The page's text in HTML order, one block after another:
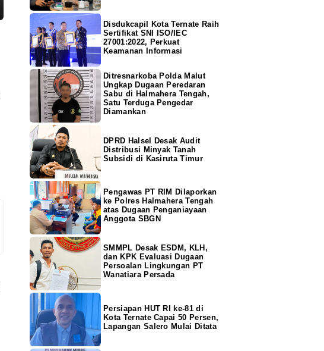
Disdukcapil Kota Ternate Raih
Sertifikat SNI ISO/IEC
27001:2022, Perkuat
Keamanan Informasi
Ditresnarkoba Polda Malut
Ungkap Dugaan Peredaran
Sabu di Halmahera Tengah,
Satu Terduga Pengedar
Diamankan
DPRD Halsel Desak Audit
Distribusi Minyak Tanah
Subsidi di Kasiruta Timur
Pengawas PT RIM Dilaporkan
ke Polres Halmahera Tengah
atas Dugaan Penganiayaan
Anggota SBGN
SMMPL Desak ESDM, KLH,
dan KPK Evaluasi Dugaan
Persoalan Lingkungan PT
Wanatiara Persada
Persiapan HUT RI ke-81 di
Kota Ternate Capai 50 Persen,
Lapangan Salero Mulai Ditata